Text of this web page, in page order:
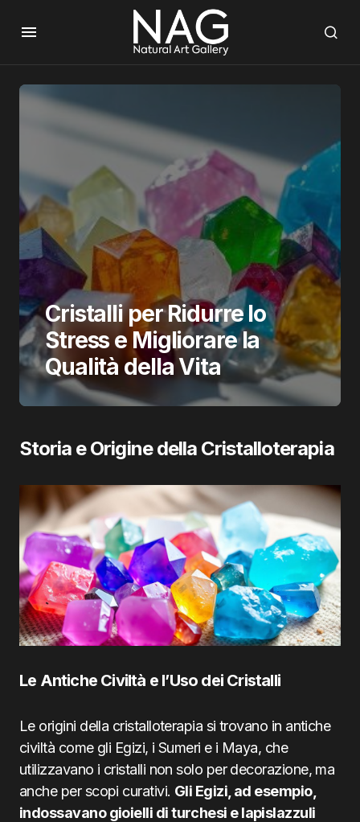
Cristalli per Ridurre lo
Stress e Migliorare la
Qualità della Vita
Storia e Origine della Cristalloterapia
Le Antiche Civiltà e l’Uso dei Cristalli
Le origini della cristalloterapia si trovano in antiche
civiltà come gli Egizi, i Sumeri e i Maya, che
utilizzavano i cristalli non solo per decorazione, ma
anche per scopi curativi. Gli Egizi, ad esempio,
indossavano gioielli di turchesi e lapislazzuli